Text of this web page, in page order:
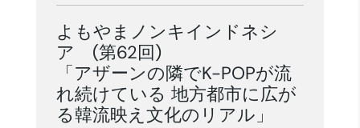
よもやまノンキインドネシ
ア (第62回)
「アザーンの隣でK-POPが流
れ続けている 地方都市に広が
る韓流映え文化のリアル」